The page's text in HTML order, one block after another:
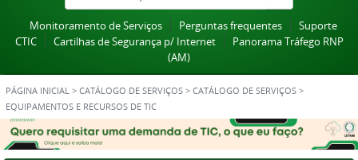
Monitoramento de Serviços Perguntas frequentes
Suporte
CTIC
Cartilhas de Segurança p/ Internet
Panorama Tráfego RNP
(AM)
PÁGINA INICIAL > CATÁLOGO DE SERVIÇOS > CATÁLOGO DE SERVIÇOS >
EQUIPAMENTOS E RECURSOS DE TIC